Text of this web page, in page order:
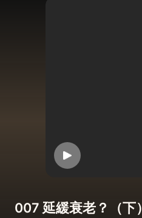
007 延緩衰老？（下）